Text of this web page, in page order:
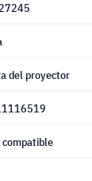
del proyector
compatible